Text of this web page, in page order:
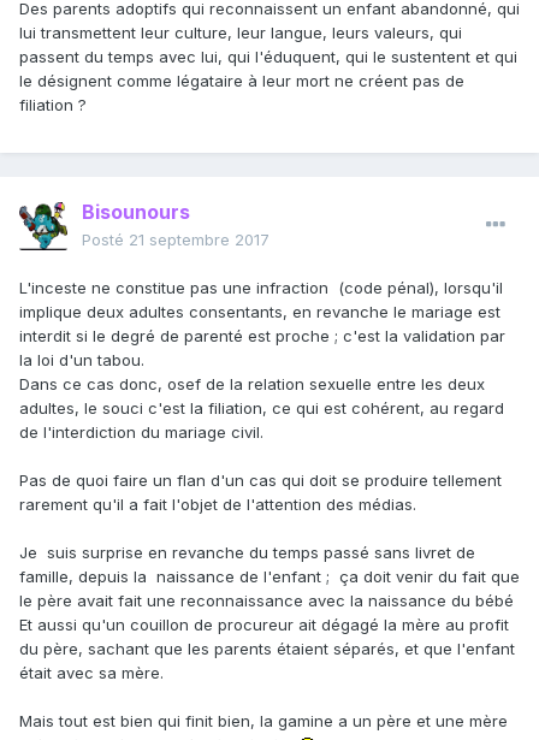
Des parents adoptifs qui reconnaissent un enfant abandonné, qui
lui transmettent leur culture, leur langue, leurs valeurs, qui
passent du temps avec lui, qui l'éduquent, qui le sustentent et qui
le désignent comme légataire à leur mort ne créent pas de
filiation ?
Bisounours
Posté 21 septembre 2017
L'inceste ne constitue pas une infraction (code pénal), lorsqu'il
implique deux adultes consentants, en revanche le mariage est
interdit si le degré de parenté est proche ; c'est la validation par
la loi d'un tabou.
Dans ce cas donc, osef de la relation sexuelle entre les deux
adultes, le souci c'est la filiation, ce qui est cohérent, au regard
de l'interdiction du mariage civil.
Pas de quoi faire un flan d'un cas qui doit se produire tellement
rarement qu'il a fait l'objet de l'attention des médias.
Je suis surprise en revanche du temps passé sans livret de
famille, depuis la naissance de l'enfant ; ça doit venir du fait que
le père avait fait une reconnaissance avec la naissance du bébé
Et aussi qu'un couillon de procureur ait dégagé la mère au profit
du père, sachant que les parents étaient séparés, et que l'enfant
était avec sa mère.
Mais tout est bien qui finit bien, la gamine a un père et une mère